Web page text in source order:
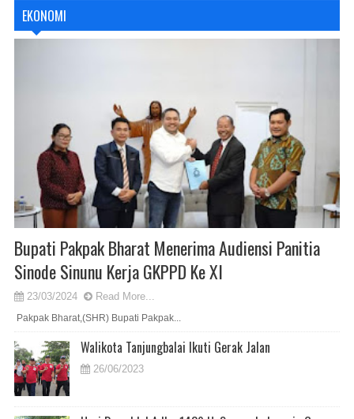
EKONOMI
Bupati Pakpak Bharat Menerima Audiensi Panitia
Sinode Sinunu Kerja GKPPD Ke XI
23/03/2024 Read More...
Pakpak Bharat,(SHR) Bupati Pakpak...
Walikota Tanjungbalai Ikuti Gerak Jalan
26/06/2023